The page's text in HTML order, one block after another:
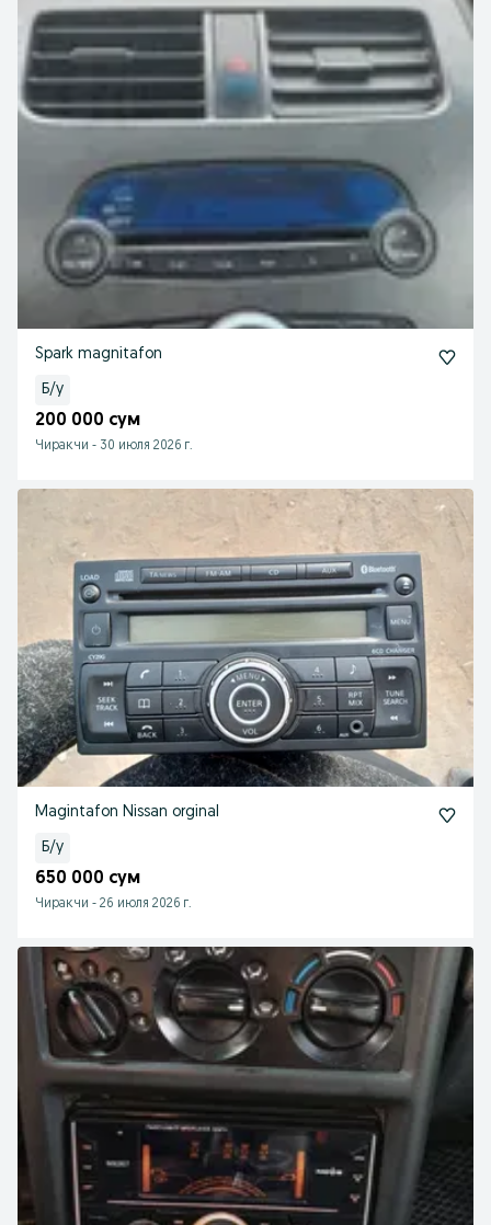
Spark magnitafon
Б/у
200 000 сум
Чиракчи - 30 июля 2026 г.
Magintafon Nissan orginal
Б/у
650 000 сум
Чиракчи - 26 июля 2026 г.